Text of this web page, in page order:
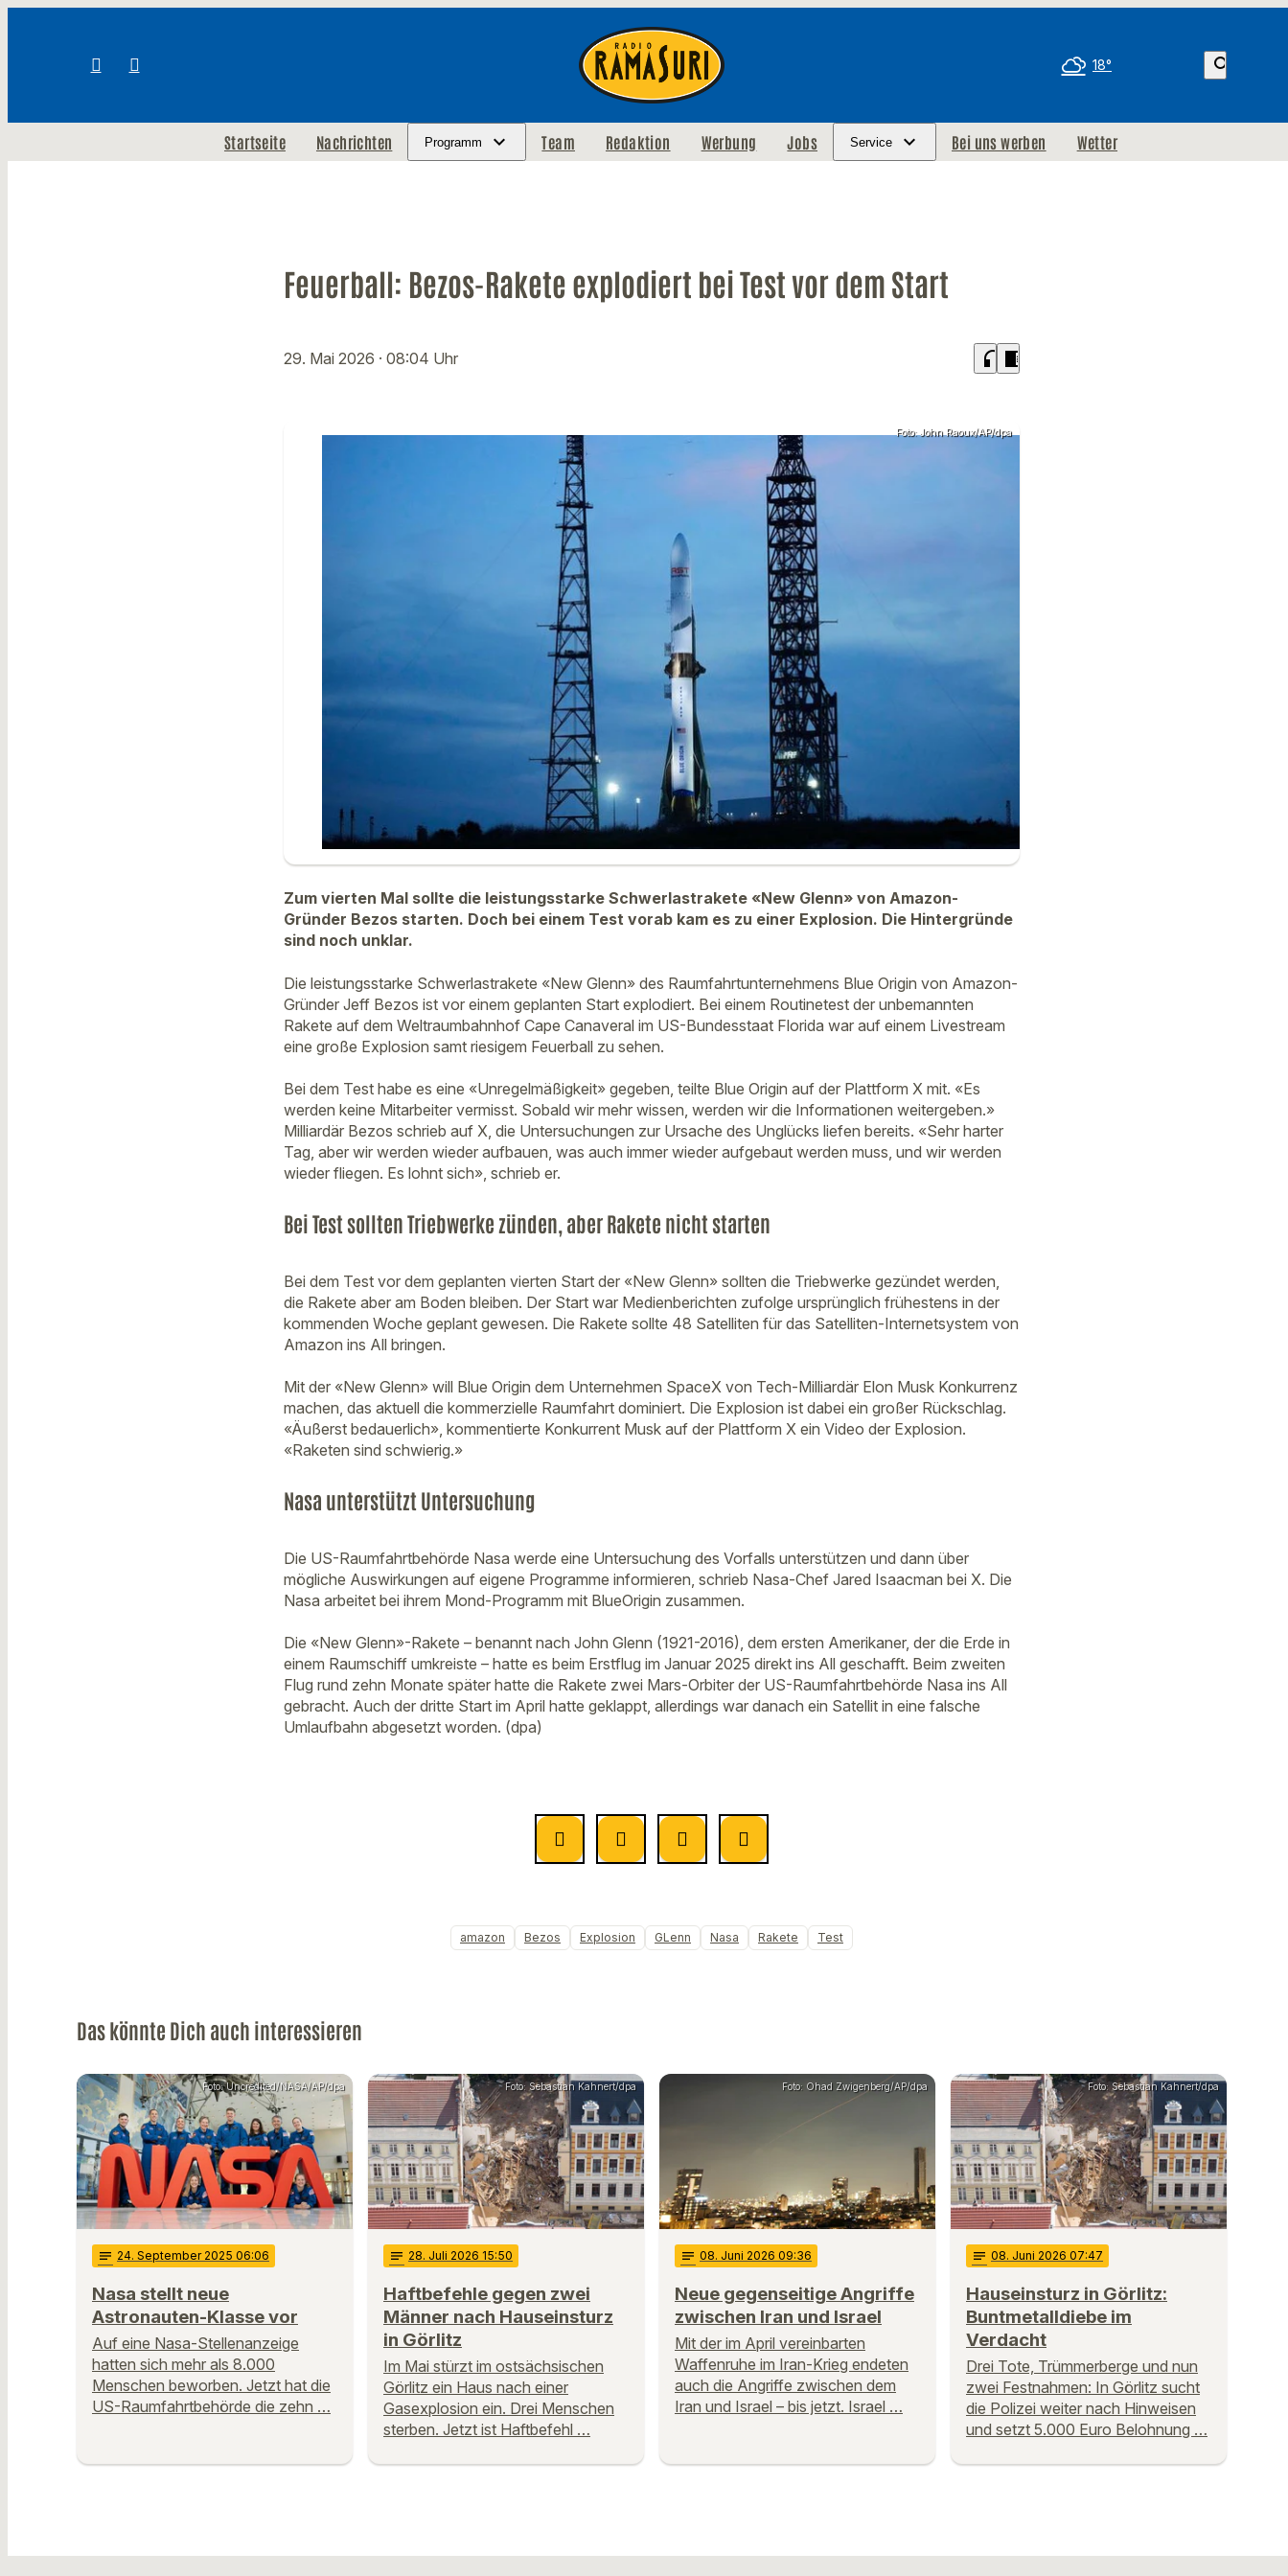
18° search
Startseite Nachrichten Programm Team Redaktion Werbung Jobs Service Bei uns werben Wetter
Feuerball: Bezos-Rakete explodiert bei Test vor dem Start
29. Mai 2026 · 08:04 Uhr headphones chrome_reader_mode
Foto: John Raoux/AP/dpa
Zum vierten Mal sollte die leistungsstarke Schwerlastrakete «New Glenn» von Amazon-
Gründer Bezos starten. Doch bei einem Test vorab kam es zu einer Explosion. Die Hintergründe
sind noch unklar.
Die leistungsstarke Schwerlastrakete «New Glenn» des Raumfahrtunternehmens Blue Origin von Amazon-
Gründer Jeff Bezos ist vor einem geplanten Start explodiert. Bei einem Routinetest der unbemannten
Rakete auf dem Weltraumbahnhof Cape Canaveral im US-Bundesstaat Florida war auf einem Livestream
eine große Explosion samt riesigem Feuerball zu sehen.
Bei dem Test habe es eine «Unregelmäßigkeit» gegeben, teilte Blue Origin auf der Plattform X mit. «Es
werden keine Mitarbeiter vermisst. Sobald wir mehr wissen, werden wir die Informationen weitergeben.»
Milliardär Bezos schrieb auf X, die Untersuchungen zur Ursache des Unglücks liefen bereits. «Sehr harter
Tag, aber wir werden wieder aufbauen, was auch immer wieder aufgebaut werden muss, und wir werden
wieder fliegen. Es lohnt sich», schrieb er.
Bei Test sollten Triebwerke zünden, aber Rakete nicht starten
Bei dem Test vor dem geplanten vierten Start der «New Glenn» sollten die Triebwerke gezündet werden,
die Rakete aber am Boden bleiben. Der Start war Medienberichten zufolge ursprünglich frühestens in der
kommenden Woche geplant gewesen. Die Rakete sollte 48 Satelliten für das Satelliten-Internetsystem von
Amazon ins All bringen.
Mit der «New Glenn» will Blue Origin dem Unternehmen SpaceX von Tech-Milliardär Elon Musk Konkurrenz
machen, das aktuell die kommerzielle Raumfahrt dominiert. Die Explosion ist dabei ein großer Rückschlag.
«Äußerst bedauerlich», kommentierte Konkurrent Musk auf der Plattform X ein Video der Explosion.
«Raketen sind schwierig.»
Nasa unterstützt Untersuchung
Die US-Raumfahrtbehörde Nasa werde eine Untersuchung des Vorfalls unterstützen und dann über
mögliche Auswirkungen auf eigene Programme informieren, schrieb Nasa-Chef Jared Isaacman bei X. Die
Nasa arbeitet bei ihrem Mond-Programm mit BlueOrigin zusammen.
Die «New Glenn»-Rakete – benannt nach John Glenn (1921-2016), dem ersten Amerikaner, der die Erde in
einem Raumschiff umkreiste – hatte es beim Erstflug im Januar 2025 direkt ins All geschafft. Beim zweiten
Flug rund zehn Monate später hatte die Rakete zwei Mars-Orbiter der US-Raumfahrtbehörde Nasa ins All
gebracht. Auch der dritte Start im April hatte geklappt, allerdings war danach ein Satellit in eine falsche
Umlaufbahn abgesetzt worden. (dpa)
amazon Bezos Explosion GLenn Nasa Rakete Test
Das könnte Dich auch interessieren
Foto: Uncredited/NASA/AP/dpa
notes 24. September 2025 06:06
Nasa stellt neue
Astronauten-Klasse vor
Auf eine Nasa-Stellenanzeige
hatten sich mehr als 8.000
Menschen beworben. Jetzt hat die
US-Raumfahrtbehörde die zehn …
Foto: Sebastian Kahnert/dpa
notes 28. Juli 2026 15:50
Haftbefehle gegen zwei
Männer nach Hauseinsturz
in Görlitz
Im Mai stürzt im ostsächsischen
Görlitz ein Haus nach einer
Gasexplosion ein. Drei Menschen
sterben. Jetzt ist Haftbefehl …
Foto: Ohad Zwigenberg/AP/dpa
notes 08. Juni 2026 09:36
Neue gegenseitige Angriffe
zwischen Iran und Israel
Mit der im April vereinbarten
Waffenruhe im Iran-Krieg endeten
auch die Angriffe zwischen dem
Iran und Israel – bis jetzt. Israel …
Foto: Sebastian Kahnert/dpa
notes 08. Juni 2026 07:47
Hauseinsturz in Görlitz:
Buntmetalldiebe im
Verdacht
Drei Tote, Trümmerberge und nun
zwei Festnahmen: In Görlitz sucht
die Polizei weiter nach Hinweisen
und setzt 5.000 Euro Belohnung …